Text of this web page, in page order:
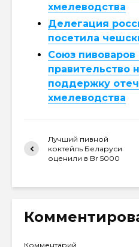
хмелеводства
Делегация
посетила
Союз пивоваров
правительство
поддержку
хмелеводства
Лучший пивной
коктейль Беларуси
оценили в Br 5000
Комментарий